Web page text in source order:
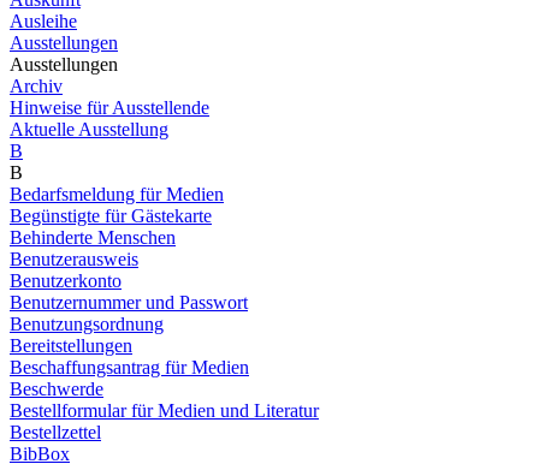
Ausleihe
Ausstellungen
Ausstellungen
Archiv
Hinweise für Ausstellende
Aktuelle Ausstellung
B
B
Bedarfsmeldung für Medien
Begünstigte für Gästekarte
Behinderte Menschen
Benutzerausweis
Benutzerkonto
Benutzernummer und Passwort
Benutzungsordnung
Bereitstellungen
Beschaffungsantrag für Medien
Beschwerde
Bestellformular für Medien und Literatur
Bestellzettel
BibBox